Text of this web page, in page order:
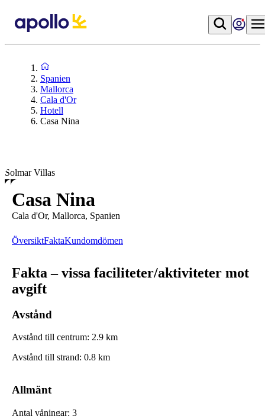
Spanien
Mallorca
Cala d'Or
Hotell
Casa Nina
Solmar Villas
Casa Nina
Cala d'Or, Mallorca, Spanien
ÖversiktFaktaKundomdömen
Fakta – vissa faciliteter/aktiviteter mot
avgift
Avstånd
Avstånd till centrum: 2.9 km
Avstånd till strand: 0.8 km
Allmänt
Antal våningar: 3